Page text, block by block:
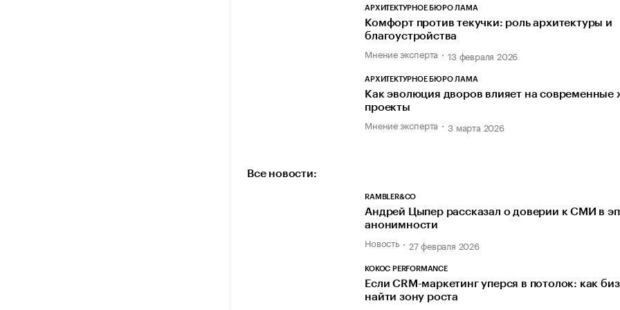
АРХИТЕКТУРНОЕ БЮРО ЛАМА
Комфорт против текучки: роль архитектуры и
благоустройства
Мнение эксперта 13 февраля 2026
АРХИТЕКТУРНОЕ БЮРО ЛАМА
Как эволюция дворов влияет на современные
проекты
Мнение эксперта 3 марта 2026
Все новости:
RAMBLER&CO
Андрей Цыпер рассказал о доверии к СМИ в
анонимности
Новость 27 февраля 2026
KOKOC PERFORMANCE
Если CRM-маркетинг уперся в потолок: как
найти зону роста